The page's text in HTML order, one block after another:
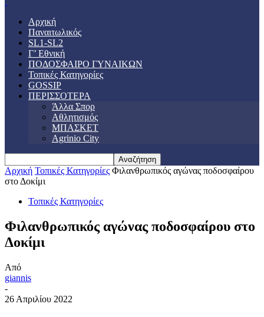
Αρχική
Παναιτωλικός
SL1-SL2
Γ’ Εθνική
ΠΟΔΟΣΦΑΙΡΟ ΓΥΝΑΙΚΩΝ
Τοπικές Κατηγορίες
GOSSIP
ΠΕΡΙΣΣΟΤΕΡΑ
Άλλα Σπορ
Αθλητισμός
ΜΠΑΣΚΕΤ
Agrinio City
Αρχική Τοπικές Κατηγορίες Φιλανθρωπικός αγώνας ποδοσφαίρου
στο Δοκίμι
Τοπικές Κατηγορίες
Φιλανθρωπικός αγώνας ποδοσφαίρου στο
Δοκίμι
Από
giannis
-
26 Απριλίου 2022